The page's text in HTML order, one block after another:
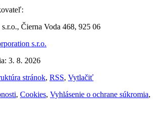
Čierna Voda 468, 925 06
s.r.o.
3. 8. 2026
stránok, RSS, Vytlačiť
, Cookies, Vyhlásenie o ochrane súkromia,